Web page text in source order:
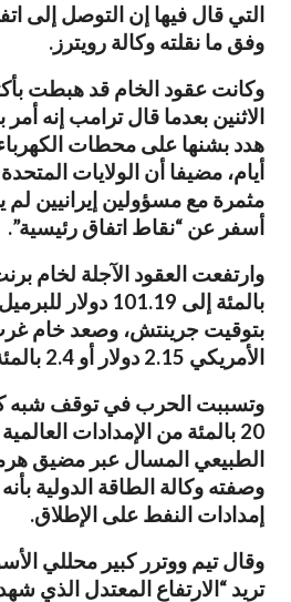
التي قال فيها إن التوصل إلى
وفق ما نقلته وكالة رويترز.
الاثنين بعدما قال ترامب ​إنه
هدد بشنها على محطات
أيام، مضيفا أن الولايات
⁠مثمرة مع مسؤولين إيرانيين لم
أسفر عن “نقاط اتفاق ​رئيسية”.
بتوقيت جرينتش، وصعد خام
الأمريكي 2.15 دولار أو 2.4 بالمئة إلى 90.28 دولار.
وتسببت الحرب في توقف شبه
20 بالمئة من الإمدادات
الطبيعي المسال عبر مضيق
وصفته وكالة الطاقة الدولية
إمدادات النفط على الإطلاق.
وقال تيم ووترر كبير محللي
⁠تريد “الارتفاع المعتدل الذي